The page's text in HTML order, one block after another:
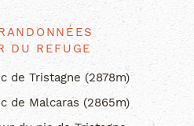
DU REFUGE
de Tristagne (2878m)
de Malcaras (2865m)